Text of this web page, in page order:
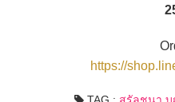
https://